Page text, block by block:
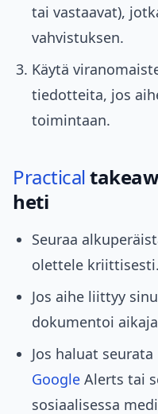
tai vastaavat),
vahvistuksen.
Käytä
tiedotteita, jos
toimintaan.
Practical
heti
Seuraa
olettele kriittisesti.
Jos aihe liittyy
dokumentoi
Jos haluat
Google Alerts tai
sosiaalisessa